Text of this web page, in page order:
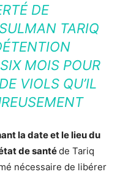
DE
TARIQ
MOIS POUR
VIOLS QU’IL
la date et le lieu du
de santéde Tariq
nécessaire de libérer